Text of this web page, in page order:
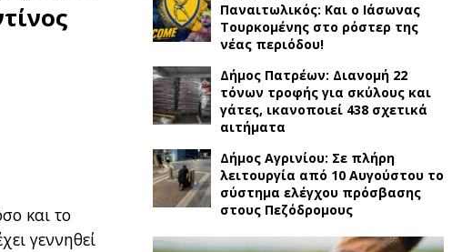
και το
γεννηθεί
Παναιτωλικός: Και ο Ιάσωνας
Τουρκομένης στο ρόστερ της
νέας περιόδου!
Δήμος Πατρέων: Διανομή 22
τόνων τροφής για σκύλους και
γάτες, ικανοποιεί 438 σχετικά
αιτήματα
Δήμος Αγρινίου: Σε πλήρη
λειτουργία από 10 Αυγούστου το
σύστημα ελέγχου πρόσβασης
στους Πεζόδρομους